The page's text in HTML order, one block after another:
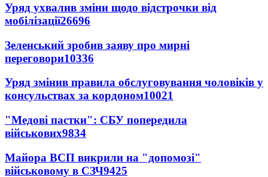
Уряд ухвалив зміни щодо відстрочки від
мобілізації26696
Зеленський зробив заяву про мирні
переговори10336
Уряд змінив правила обслуговування чоловіків у
консульствах за кордоном10021
"Медові пастки": СБУ попередила
військових9834
Майора ВСП викрили на "допомозі"
військовому в СЗЧ9425